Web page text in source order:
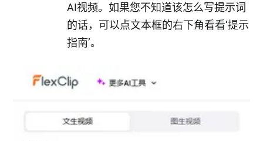
AI视频。如果您不知道该怎么写提示词
的话，可以点文本框的右下角看看‘提示
指南’。